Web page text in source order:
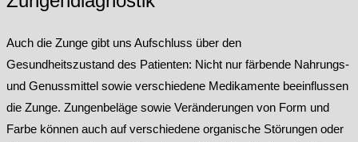
Auch die Zunge gibt uns Aufschluss über den
Gesundheitszustand des Patienten: Nicht nur färbende Nahrungs-
und Genussmittel sowie verschiedene Medikamente beeinflussen
die Zunge. Zungenbeläge sowie Veränderungen von Form und
Farbe können auch auf verschiedene organische Störungen oder